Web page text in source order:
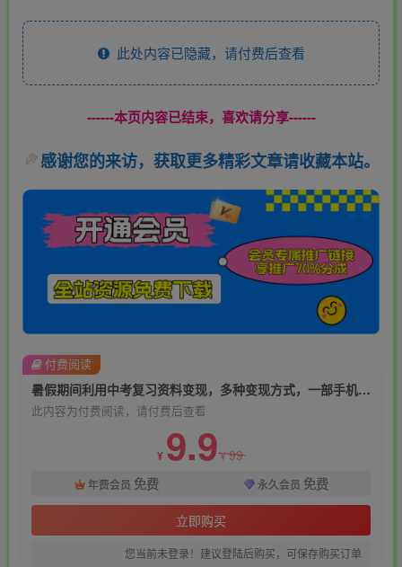
此处内容已隐藏，请付费后查看
------本页内容已结束，喜欢请分享------
感谢您的来访，获取更多精彩文章请收藏本站。
暑假期间利用中考复习资料变现，多种变现方式，一部手机日入500+教程+资料【揭秘】
此内容为付费阅读，请付费后查看
¥ 9.9¥99
年费会员 免费 永久会员 免费
立即购买
您当前未登录！建议登陆后购买，可保存购买订单
付费阅读